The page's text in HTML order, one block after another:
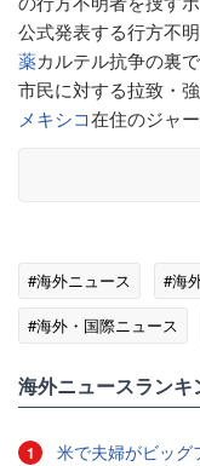
公式発表する行方不
薬カルテル抗争の裏
市民に対する拉致・
メキシコ在住のジャ
#海外ニュース #海
#海外・国際ニュース
海外ニュースランキ
1 米で夫婦がビッグ